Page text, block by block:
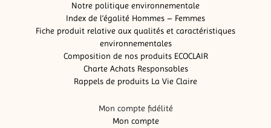
Notre politique environnementale
Index de l’égalité Hommes – Femmes
Fiche produit relative aux qualités et caractéristiques
environnementales
Composition de nos produits ECOCLAIR
Charte Achats Responsables
Rappels de produits La Vie Claire
Mon compte fidélité
Mon compte